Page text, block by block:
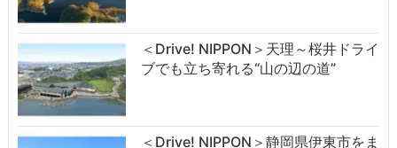
＜Drive! NIPPON＞天理～桜井ドライ
ブでも立ち寄れる“山の辺の道”
＜Drive! NIPPON＞静岡県伊東市をま